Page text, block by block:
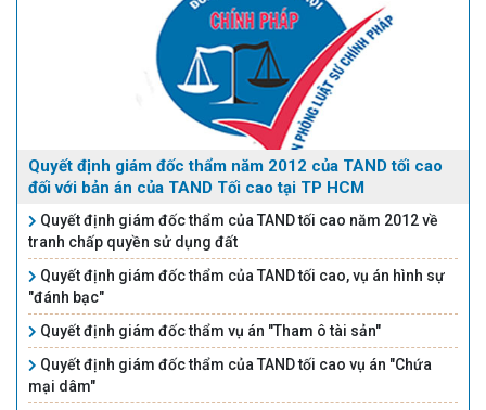
Quyết định giám đốc thẩm năm 2012 của TAND tối cao
đối với bản án của TAND Tối cao tại TP HCM
Quyết định giám đốc thẩm của TAND tối cao năm 2012 về
tranh chấp quyền sử dụng đất
Quyết định giám đốc thẩm của TAND tối cao, vụ án hình sự
"đánh bạc"
Quyết định giám đốc thẩm vụ án "Tham ô tài sản"
Quyết định giám đốc thẩm của TAND tối cao vụ án "Chứa
mại dâm"